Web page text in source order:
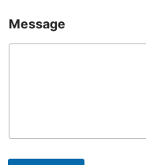
Message